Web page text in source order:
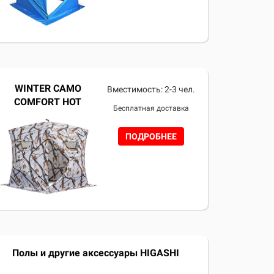
WINTER CAMO
COMFORT HOT
Вместимость: 2-3 чел.
Бесплатная доставка
ПОДРОБНЕЕ
Полы и другие аксессуары HIGASHI